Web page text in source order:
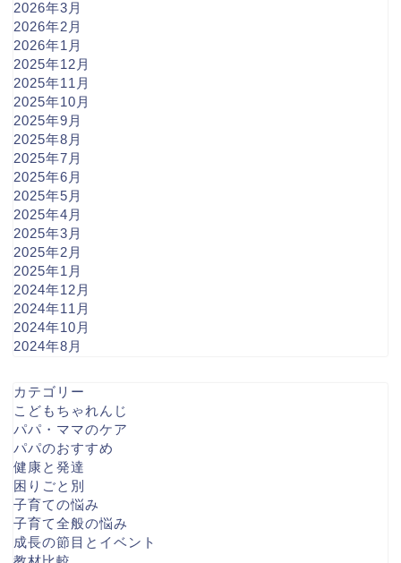
2026年3月
2026年2月
2026年1月
2025年12月
2025年11月
2025年10月
2025年9月
2025年8月
2025年7月
2025年6月
2025年5月
2025年4月
2025年3月
2025年2月
2025年1月
2024年12月
2024年11月
2024年10月
2024年8月
カテゴリー
こどもちゃれんじ
パパ・ママのケア
パパのおすすめ
健康と発達
困りごと別
子育ての悩み
子育て全般の悩み
成長の節目とイベント